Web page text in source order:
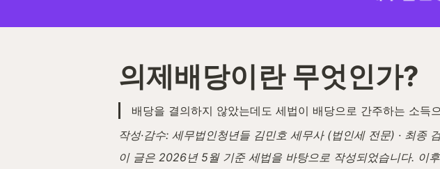
의제배당이란 무엇인가?
배당을 결의하지 않았는데도 세법이 배당으로 간주하는 소득
작성·감수: 세무법인청년들 김민호 세무사 (법인세 전문) · 최종
이 글은 2026년 5월 기준 세법을 바탕으로 작성되었습니다. 이